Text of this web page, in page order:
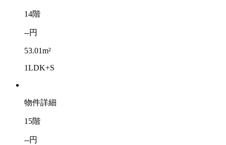
14階
--円
53.01m²
1LDK+S
物件詳細
15階
--円